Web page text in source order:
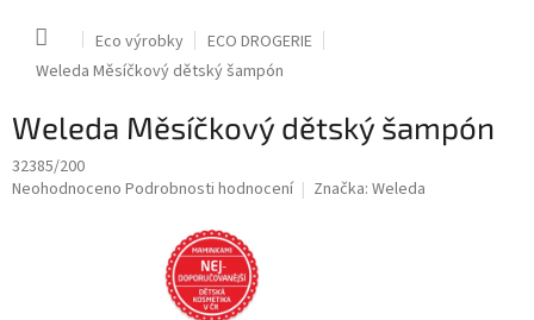
Domů Eco výrobky
ECO DROGERIE
Weleda Měsíčkový dětský šampón
Weleda Měsíčkový dětský šampón
32385/200
Průměrné
Neohodnoceno Podrobnosti hodnocení Značka: Weleda